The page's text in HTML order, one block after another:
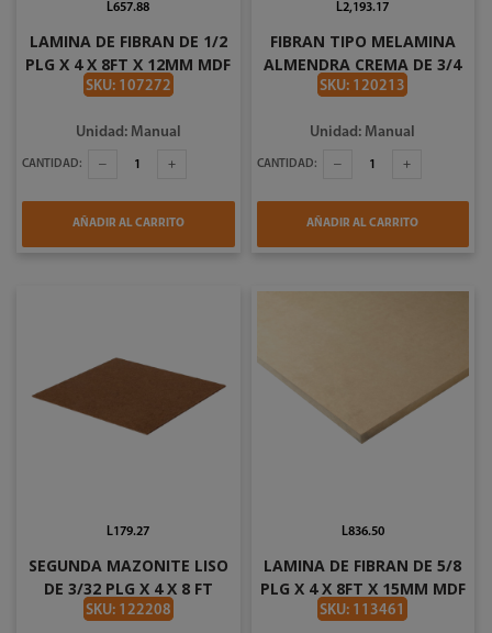
LAMINA DE FIBRAN DE 1/2
PLG X 4 X 8FT X 12MM MDF
AMTK
SKU: 107272
L657.88
Unidad: Manual
CANTIDAD:
AÑADIR AL CARRITO
FIBRAN TIPO MELAMINA
ALMENDRA CREMA DE 3/4
PLG 2 CARAS LAMINA DE 4
2440MM)18MM
SKU: 120213
L2,193.17
Unidad: Manual
CANTIDAD:
AÑADIR AL CARRITO
SEGUNDA MAZONITE LISO
DE 3/32 PLG X 4 X 8 FT
BRASILEÑO
SKU: 122208
L179.27
LAMINA DE FIBRAN DE 5/8
PLG X 4 X 8FT X 15MM MDF
AMTK
SKU: 113461
L836.50